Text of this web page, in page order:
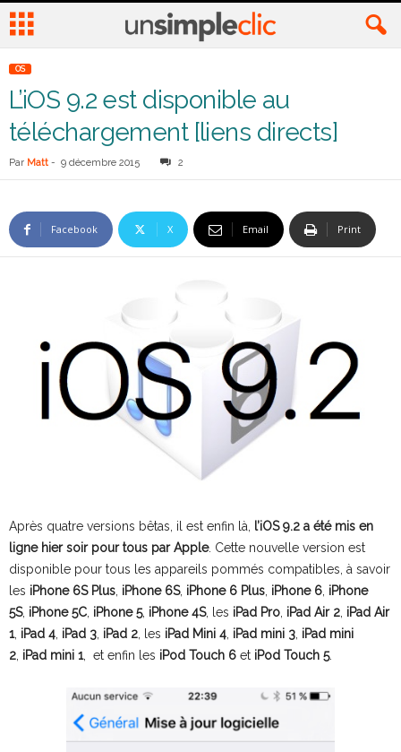
OS
L’iOS 9.2 est disponible au
téléchargement [liens directs]
Par Matt - 9 décembre 2015 2
Facebook X Email Print
Après quatre versions bêtas, il est enfin là,
l’iOS 9.2 a été mis en
ligne hier soir pour tous par Apple. Cette nouvelle version est
disponible pour tous les appareils pommés compatibles, à savoir
les iPhone 6S Plus iPhone 6S, iPhone 6 Plus iPhone 6 iPhone
5S, iPhone 5C iPhone 5, iPhone 4S, les iPad Pro iPad Air 2 iPad Air
1, iPad 4 iPad 3 iPad 2 , les iPad Mini 4 iPad mini 3 iPad mini
2 iPad mini 1, et enfin les iPod Touch 6 et iPod Touch 5.